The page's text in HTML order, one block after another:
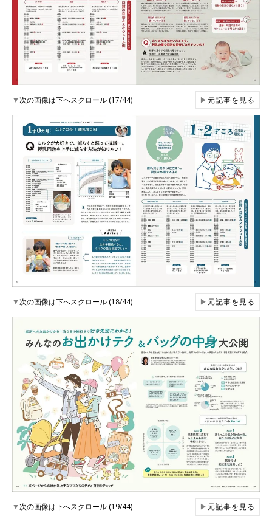
▼次の画像は下へスクロール (17/44) ▶元記事を見る
▼次の画像は下へスクロール (18/44) ▶元記事を見る
▼次の画像は下へスクロール (19/44) ▶元記事を見る